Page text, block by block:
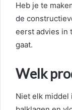
Heb je te
de
eerst advies in
gaat.
Welk
Niet elk middel